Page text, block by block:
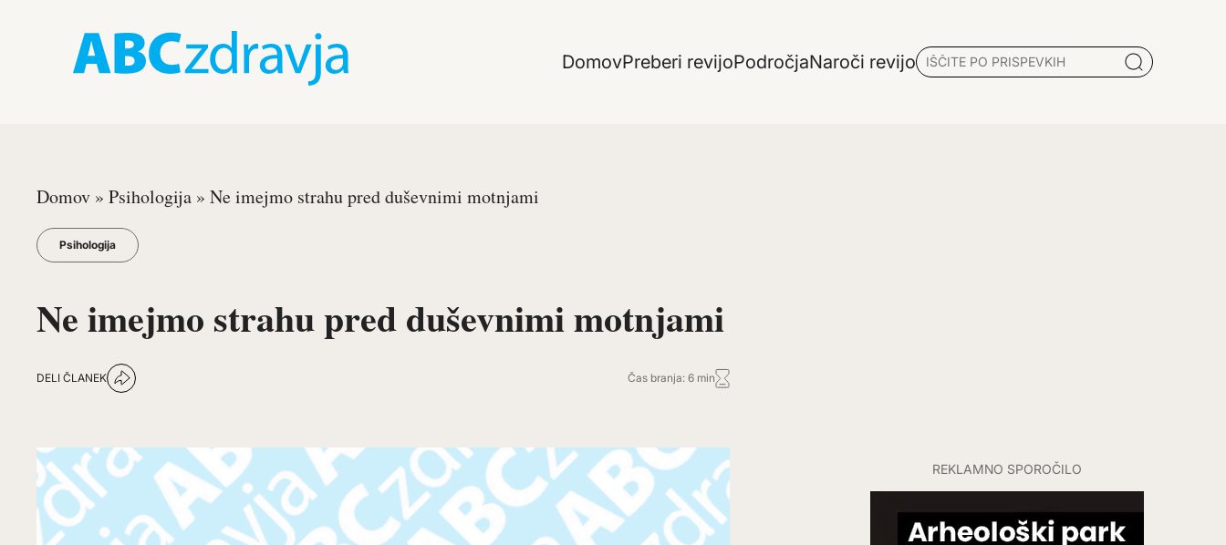
DomovPreberi revijoPodročjaNaroči revijo
Domov » Psihologija » Ne imejmo strahu pred duševnimi motnjami
Psihologija
Ne imejmo strahu pred duševnimi motnjami
DELI ČLANEK Čas branja: 6 min
REKLAMNO SPOROČILO